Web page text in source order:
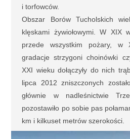
i torfowców.
Obszar Borów Tucholskich
klęskami żywiołowymi. W XIX
przede wszystkim pożary, w
gradacje strzygoni choinówki
XXI wieku dołączyły do nich
lipca 2012 zniszczonych
głównie w nadleśnictwie
pozostawiło po sobie pas
km i kilkuset metrów szerokości.